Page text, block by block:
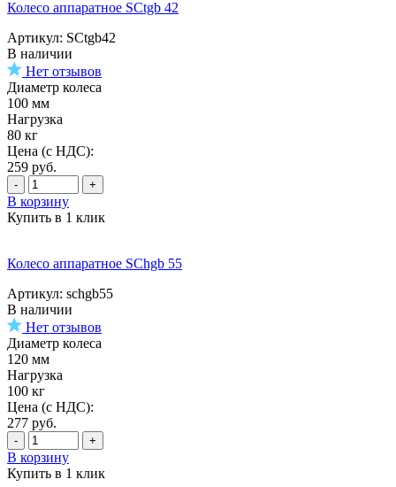
Колесо аппаратное SCtgb 42
Артикул: SCtgb42
В наличии
Нет отзывов
Диаметр колеса
100 мм
Нагрузка
80 кг
Цена (с НДС):
259 руб.
- +
В корзину
Купить в 1 клик
Колесо аппаратное SChgb 55
Артикул: schgb55
В наличии
Нет отзывов
Диаметр колеса
120 мм
Нагрузка
100 кг
Цена (с НДС):
277 руб.
- +
В корзину
Купить в 1 клик